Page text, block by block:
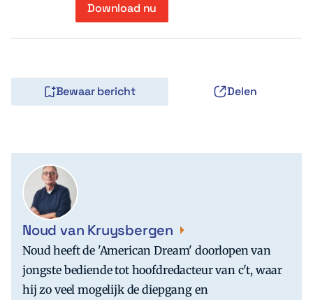
Download nu
Bewaar bericht Delen
Noud van Kruysbergen
Noud heeft de 'American Dream' doorlopen van
jongste bediende tot hoofdredacteur van c't, waar
hij zo veel mogelijk de diepgang en